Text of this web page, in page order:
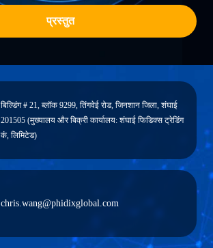
प्रस्तुत
बिल्डिंग # 21, ब्लॉक 9299, तिंगवेई रोड, जिनशान जिला, शंघाई
201505 (मुख्यालय और बिक्री कार्यालय: शंघाई फिडिक्स ट्रेडिंग
कं, लिमिटेड)
chris.wang@phidixglobal.com